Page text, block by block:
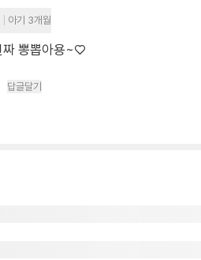
아기 3개월
짜 뽕뽑아용~♡
답글달기